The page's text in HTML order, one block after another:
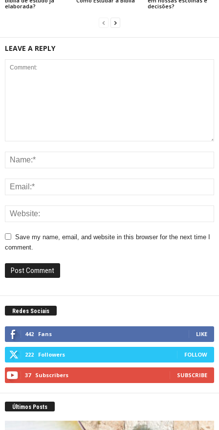
elaborada?
decisões?
LEAVE A REPLY
Save my name, email, and website in this browser for the next time I
comment.
Redes Sociais
442 Fans LIKE
222 Followers FOLLOW
37 Subscribers SUBSCRIBE
Últimos Posts